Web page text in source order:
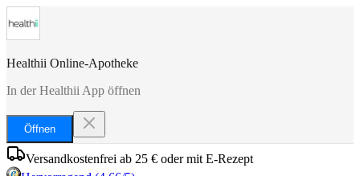
Healthii Online-Apotheke
In der Healthii App öffnen
Öffnen
Versandkostenfrei ab 25 € oder mit E-Rezept